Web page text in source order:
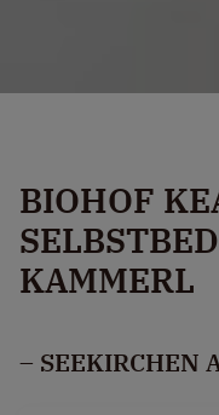
BIOHOF
KAMMERL
– SEEKIRCHEN